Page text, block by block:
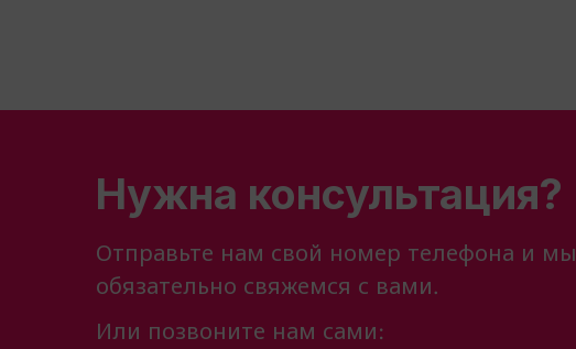
Нужна консультация?
Отправьте нам свой номер телефона и мы
обязательно свяжемся с вами.
Или позвоните нам сами: